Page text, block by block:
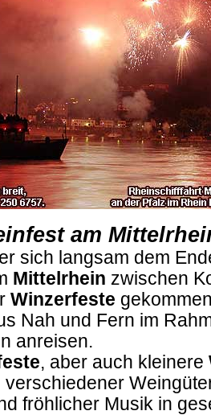
am
sich langsam dem
Mittelrhein zwischen
Winzerfeste
Nah und Fern im
anreisen.
, aber auch kleinere
fröhlicher Musik in